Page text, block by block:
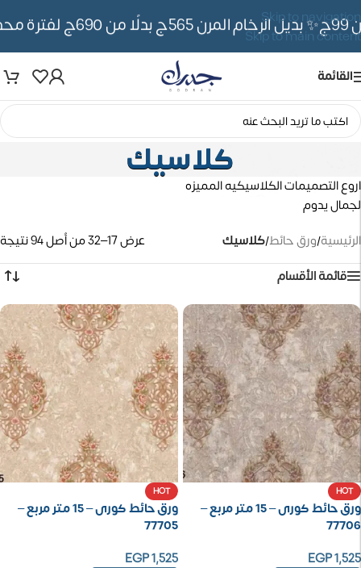
Skip to navigation
Skip to main content
✨ بديل الرخام المرن 565ج بدلًا من 690ج لفترة محدوده
القائمة
كلاسيك
اروع التصميمات الكلاسيكيه المميزه
لجمال يدوم
الرئيسية/ورق حائط/كلاسيك
عرض 17–32 من أصل 94 نتيجة
قائمة الأقسام
HOT
ورق حائط كورى – 15 متر مربع –
77706
EGP1,525
HOT
ورق حائط كورى – 15 متر مربع –
77705
EGP1,525